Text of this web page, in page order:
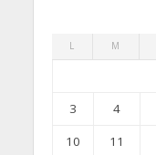
L M
3
4
10
11